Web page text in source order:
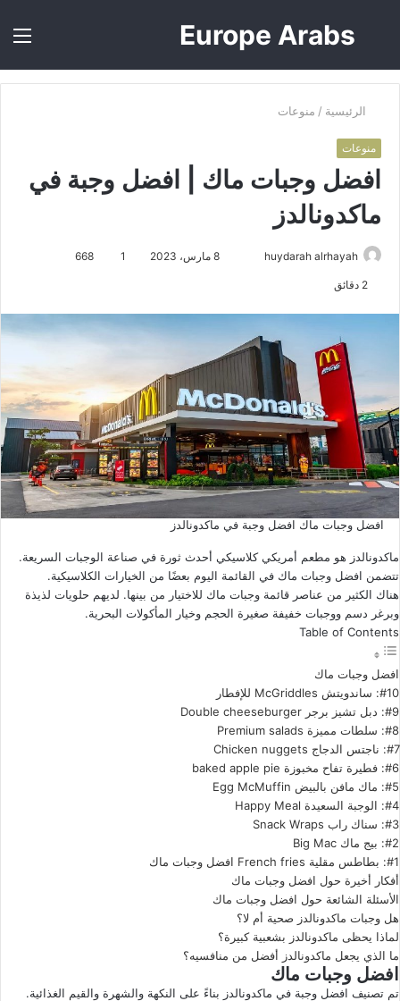
Europe Arabs
بحث
الرئيسية / منوعات
منوعات
افضل وجبات ماك | افضل وجبة في
ماكدونالدز
huydarah alrhayah 8 مارس، 2023 1
668
افضل وجبات ماك افضل وجبة في ماكدونالدز
ماكدونالدز هو مطعم أمريكي كلاسيكي أحدث ثورة في صناعة الوجبات السريعة.
تتضمن افضل وجبات ماك في القائمة اليوم بعضًا من الخيارات الكلاسيكية.
هناك الكثير من عناصر قائمة وجبات ماك للاختيار من بينها. لديهم حلويات لذيذة
وبرغر دسم ووجبات خفيفة صغيرة الحجم وخيار المأكولات البحرية.
Table of Contents
افضل وجبات ماك
#10: ساندويتش McGriddles للإفطار
#9: دبل تشيز برجر Double cheeseburger
#8: سلطات مميزة Premium salads
#7: ناجتس الدجاج Chicken nuggets
#6: فطيرة تفاح مخبوزة baked apple pie
#5: ماك مافن بالبيض Egg McMuffin
#4: الوجبة السعيدة Happy Meal
#3: سناك راب Snack Wraps
#2: بيج ماك Big Mac
#1: بطاطس مقلية French fries افضل وجبات ماك
أفكار أخيرة حول افضل وجبات ماك
الأسئلة الشائعة حول افضل وجبات ماك
هل وجبات ماكدونالدز صحية أم لا؟
لماذا يحظى ماكدونالدز بشعبية كبيرة؟
ما الذي يجعل ماكدونالدز أفضل من منافسيه؟
افضل وجبات ماك
تم تصنيف افضل وجبة في ماكدونالدز بناءً على النكهة والشهرة والقيم الغذائية.